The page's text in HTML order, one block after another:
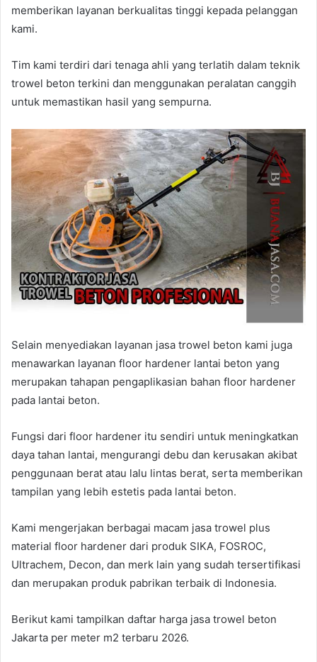
memberikan layanan berkualitas tinggi kepada pelanggan
kami.
Tim kami terdiri dari tenaga ahli yang terlatih dalam teknik
trowel beton terkini dan menggunakan peralatan canggih
untuk memastikan hasil yang sempurna.
Selain menyediakan layanan jasa trowel beton kami juga
menawarkan layanan floor hardener lantai beton yang
merupakan tahapan pengaplikasian bahan floor hardener
pada lantai beton.
Fungsi dari floor hardener itu sendiri untuk meningkatkan
daya tahan lantai, mengurangi debu dan kerusakan akibat
penggunaan berat atau lalu lintas berat, serta memberikan
tampilan yang lebih estetis pada lantai beton.
Kami mengerjakan berbagai macam jasa trowel plus
material floor hardener dari produk SIKA, FOSROC,
Ultrachem, Decon, dan merk lain yang sudah tersertifikasi
dan merupakan produk pabrikan terbaik di Indonesia.
Berikut kami tampilkan daftar harga jasa trowel beton
Jakarta per meter m2 terbaru 2026.